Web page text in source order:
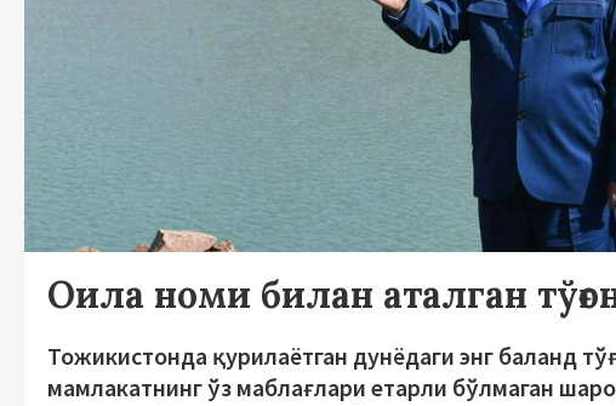
Оила номи билан аталган
Тожикистонда қурилаётган дунёдаги энг баланд
мамлакатнинг ўз маблағлари етарли бўлмаган